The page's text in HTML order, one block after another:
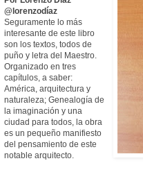
@lorenzodíaz
Seguramente lo más
interesante de este libro
son los textos, todos de
puño y letra del Maestro.
Organizado en tres
capítulos, a saber:
América, arquitectura y
naturaleza; Genealogía de
la imaginación y una
ciudad para todos, la obra
es un pequeño manifiesto
del pensamiento de este
notable arquitecto.